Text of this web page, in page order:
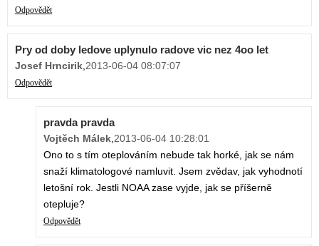
Odpovědět
Pry od doby ledove uplynulo radove vic nez 4oo let
Josef Hrncirik,2013-06-04 08:07:07
Odpovědět
pravda pravda
Vojtěch Málek,2013-06-04 10:28:01
Ono to s tím oteplováním nebude tak horké, jak se nám
snaží klimatologové namluvit. Jsem zvědav, jak vyhodnotí
letošní rok. Jestli NOAA zase vyjde, jak se příšerně
otepluje?
Odpovědět